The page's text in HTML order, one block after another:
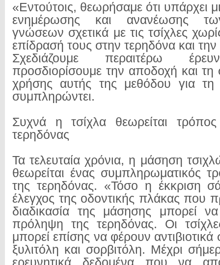
«Εντούτοις, θεωρήσαμε ότι υπάρχει
ενημέρωσης και ανανέωσης
γνώσεων σχετικά με τις τσίχλες
επίδρασή τους στην τερηδόνα και την
Σχεδιάζουμε περαιτέρω
προσδιορίσουμε την αποδοχή και τη
χρήσης αυτής της μεθόδου για τη
συμπληρώντει.
Συχνά η τσίχλα θεωρείται
τερηδόνας
Τα τελευταία χρόνια, η μάσηση
θεωρείται ένας συμπληρωματικός
της τερηδόνας. «Τόσο η έκκριση
έλεγχος της οδοντικής πλάκας που
διαδικασία της μάσησης μπορεί
πρόληψη της τερηδόνας. Οι
μπορεί επίσης να φέρουν
ξυλιτόλη και σορβιτόλη. Μέχρι
ερευνητικά δεδομένα που να